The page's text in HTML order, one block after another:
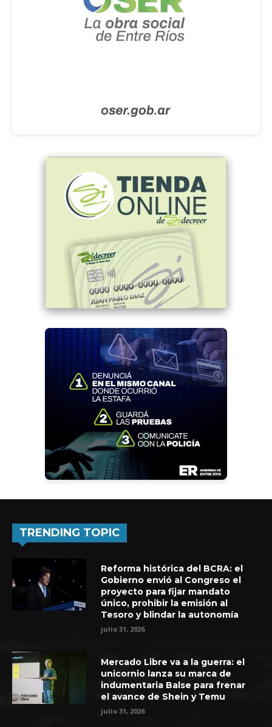
TRENDING TOPIC
Reforma histórica del BCRA: el
Gobierno envió al Congreso el
proyecto para fijar mandato
único, prohibir la emisión al
Tesoro y blindar la autonomía
julio 31, 2026
Mercado Libre va a la guerra: el
unicornio lanza su marca de
indumentaria Balse para frenar
el avance de Shein y Temu
julio 31, 2026